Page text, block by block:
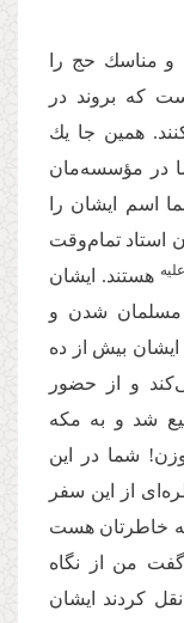
مناسك حج را
كه بروند در
همین جا یك
در مؤسسه‌‌مان
اسم ایشان را
استاد تمام‌وقت
هستند. ایشان
شدن و
بیش از ده
و از حضور
شد و به مكه
شما در این
از این سفر
خاطرتان هست
من از نگاه
كردند ایشان